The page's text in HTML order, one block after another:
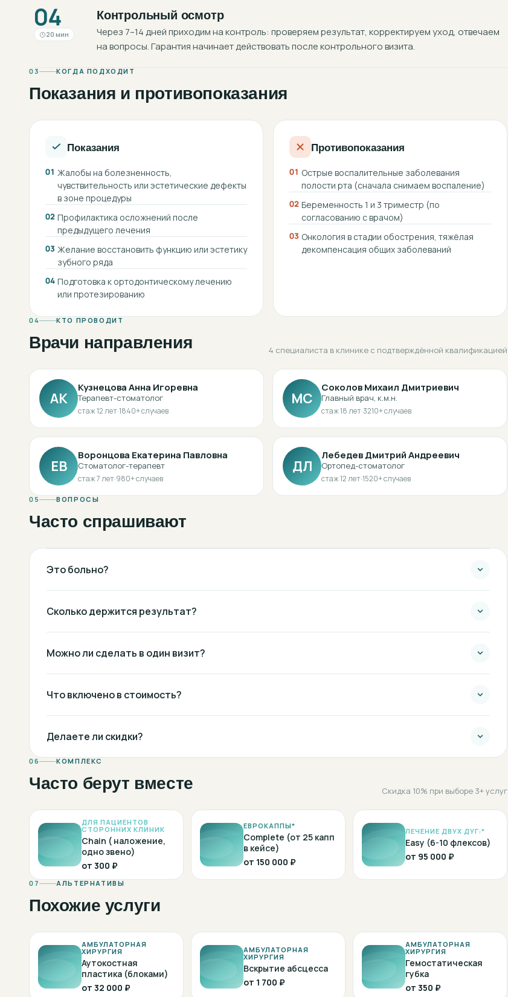
04
20 мин
Контрольный осмотр
Через 7–14 дней приходим на контроль: проверяем результат, корректируем уход, отвечаем
на вопросы. Гарантия начинает действовать после контрольного визита.
03 КОГДА ПОДХОДИТ
Показания и противопоказания
Показания
01 Жалобы на болезненность,
чувствительность или эстетические дефекты
в зоне процедуры
02 Профилактика осложнений после
предыдущего лечения
03 Желание восстановить функцию или эстетику
зубного ряда
04 Подготовка к ортодонтическому лечению
или протезированию
Противопоказания
01 Острые воспалительные заболевания
полости рта (сначала снимаем воспаление)
02 Беременность 1 и 3 триместр (по
согласованию с врачом)
03 Онкология в стадии обострения, тяжёлая
декомпенсация общих заболеваний
04 КТО ПРОВОДИТ
Врачи направления 4 специалиста в клинике с подтверждённой квалификацией
АК
Кузнецова Анна Игоревна
Терапевт-стоматолог
стаж12лет·1840+ случаев
МС
Соколов Михаил Дмитриевич
Главный врач, к.м.н.
стаж18лет·3210+ случаев
ЕВ
Воронцова Екатерина Павловна
Стоматолог-терапевт
стаж7лет·980+ случаев
ДЛ
Лебедев Дмитрий Андреевич
Ортопед-стоматолог
стаж12лет·1520+ случаев
05 ВОПРОСЫ
Часто спрашивают
Это больно?
Сколько держится результат?
Можно ли сделать в один визит?
Что включено в стоимость?
Делаете ли скидки?
06 КОМПЛЕКС
Часто берут вместе Скидка 10% при выборе 3+ услуг
ДЛЯ ПАЦИЕНТОВ
СТОРОННИХ КЛИНИК
Chain ( наложение,
одно звено)
от 300 ₽
ЕВРОКАППЫ*
Complete (от 25 капп
в кейсе)
от 150 000 ₽
ЛЕЧЕНИЕ ДВУХ ДУГ:*
Easy (6-10 флексов)
от 95 000 ₽
07 АЛЬТЕРНАТИВЫ
Похожие услуги
АМБУЛАТОРНАЯ
ХИРУРГИЯ
Аутокостная
пластика (блоками)
от 32 000 ₽
АМБУЛАТОРНАЯ
ХИРУРГИЯ
Вскрытие абсцесса
от 1 700 ₽
АМБУЛАТОРНАЯ
ХИРУРГИЯ
Гемостатическая
губка
от 350 ₽